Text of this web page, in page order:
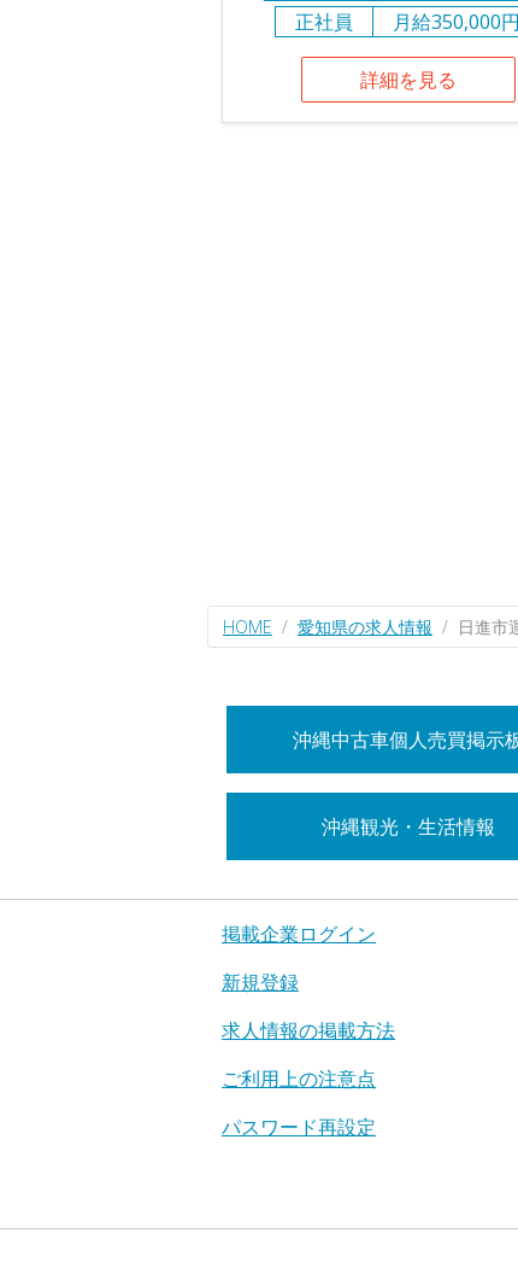
正社員
月給350,000円
詳細を見る
HOME 愛知県の求人情報 日進市
沖縄中古車個人売買掲示
沖縄観光・生活情報
掲載企業ログイン
新規登録
求人情報の掲載方法
ご利用上の注意点
パスワード再設定